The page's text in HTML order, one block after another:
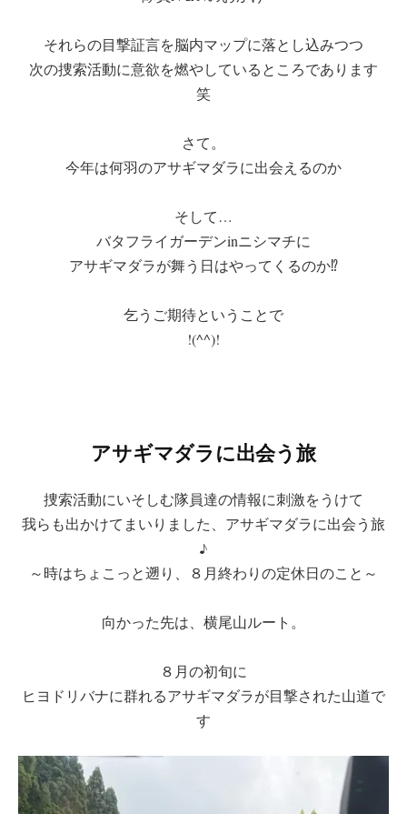
それらの目撃証言を脳内マップに落とし込みつつ
次の捜索活動に意欲を燃やしているところであります
笑
さて。
今年は何羽のアサギマダラに出会えるのか
そして…
バタフライガーデンinニシマチに
アサギマダラが舞う日はやってくるのか⁉
乞うご期待ということで
!(^^)!
アサギマダラに出会う旅
捜索活動にいそしむ隊員達の情報に刺激をうけて
我らも出かけてまいりました、アサギマダラに出会う旅
♪
～時はちょこっと遡り、８月終わりの定休日のこと～
向かった先は、横尾山ルート。
８月の初旬に
ヒヨドリバナに群れるアサギマダラが目撃された山道で
す